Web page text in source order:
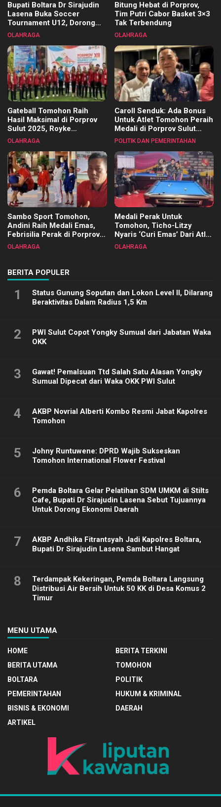
Bupati Boltara Dr Sirajudin
Lasena Buka Soccer
Tournament U12, Dorong
Pembinaan Merata di Setiap
OLAHRAGA
Bitung Hebat di Porprov,
Tim Putri Cabor Basket 3×3
Tak Terbendung
OLAHRAGA
Gateball Tomohon Raih
Hasil Maksimal di Porprov
Sulut 2025, Royke
Tangkawarouw Ucapkan
OLAHRAGA
Caroll Senduk: Ada Bonus
Untuk Atlet Tomohon Peraih
Medali di Porprov Sulut
2025
POLITIK DAN PEMERINTAHAN
Sambo Sport Tomohon,
Andini Raih Medali Emas,
Febrisilia Perak di Porprov
Sulut 2025
OLAHRAGA
Medali Perak Untuk
Tomohon, Ticho-Litzy
Nyaris ‘Curi Emas’ Dari Atlet
Biliar PON di Porprov Sulut
OLAHRAGA
BERITA POPULER
1
Status Gunung Soputan dan Lokon Level II, Dilarang
Beraktivitas Dalam Radius 1,5 Km
2
PWI Sulut Copot Yongky Sumual dari Jabatan Waka
OKK
3
Gawat! Pemalsuan Ttd Salah Satu Alasan Yongky
Sumual Dipecat dari Waka OKK PWI Sulut
4
AKBP Novrial Alberti Kombo Resmi Jabat Kapolres
Tomohon
5
Johny Runtuwene: DPRD Wajib Sukseskan
Tomohon International Flower Festival
6
Pemda Boltara Gelar Pelatihan SDM UMKM di Stilts
Cafe, Bupati Dr Sirajudin Lasena Sebut Tujuannya
Untuk Dorong Ekonomi Daerah
7
AKBP Andhika Fitrantsyah Jadi Kapolres Boltara,
Bupati Dr Sirajudin Lasena Sambut Hangat
8
Terdampak Kekeringan, Pemda Boltara Langsung
Distribusi Air Bersih Untuk 50 KK di Desa Komus 2
Timur
MENU UTAMA
HOME
BERITA TERKINI
BERITA UTAMA
TOMOHON
BOLTARA
POLITIK
PEMERINTAHAN
HUKUM & KRIMINAL
BISNIS & EKONOMI
DAERAH
ARTIKEL